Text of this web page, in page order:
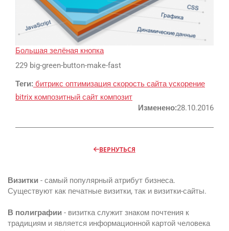
Большая зелёная кнопка
229 big-green-button-make-fast
Теги: битрикс оптимизация скорость сайтаускорение
bitrix композитный сайт композит
Изменено:28.10.2016
ВЕРНУТЬСЯ
Визитки - самый популярный атрибут бизнеса.
Существуют как печатные визитки, так и визитки-сайты.
В полиграфии - визитка служит знаком почтения к
традициям и является информационной картой человека
Реклама и продвижение
Яндекс
SEO
AI Automation